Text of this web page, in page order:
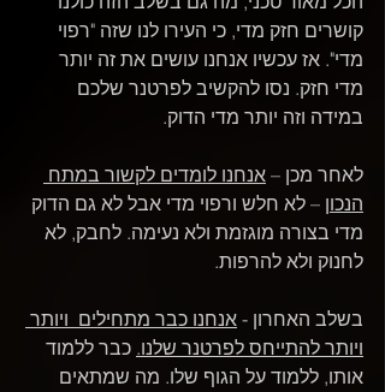
קושרים חזק מדי, כי העירו לנו שזה "רפוי
מדי". אז עכשיו אנחנו עושים את זה יותר
מדי חזק. נסו להקשיב לפרטנר שלכם
במידה וזה יותר מדי הדוק.
לאחר מכן – אנחנו לומדים לקשור במתח
הנכון – לא חלש ורפוי מדי אבל לא גם הדוק
מדי בצורה מוגזמת ולא נעימה. לחבק, לא
לחנוק ולא להרפות.
בשלב האחרון - אנחנו כבר מתחילים  ויותר
ויותר להתייחס לפרטנר שלנו. כבר ללמוד
אותו, ללמוד על הגוף שלו. מה שמתאים